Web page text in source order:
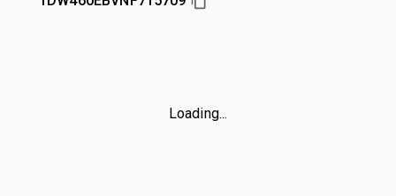
Loading...